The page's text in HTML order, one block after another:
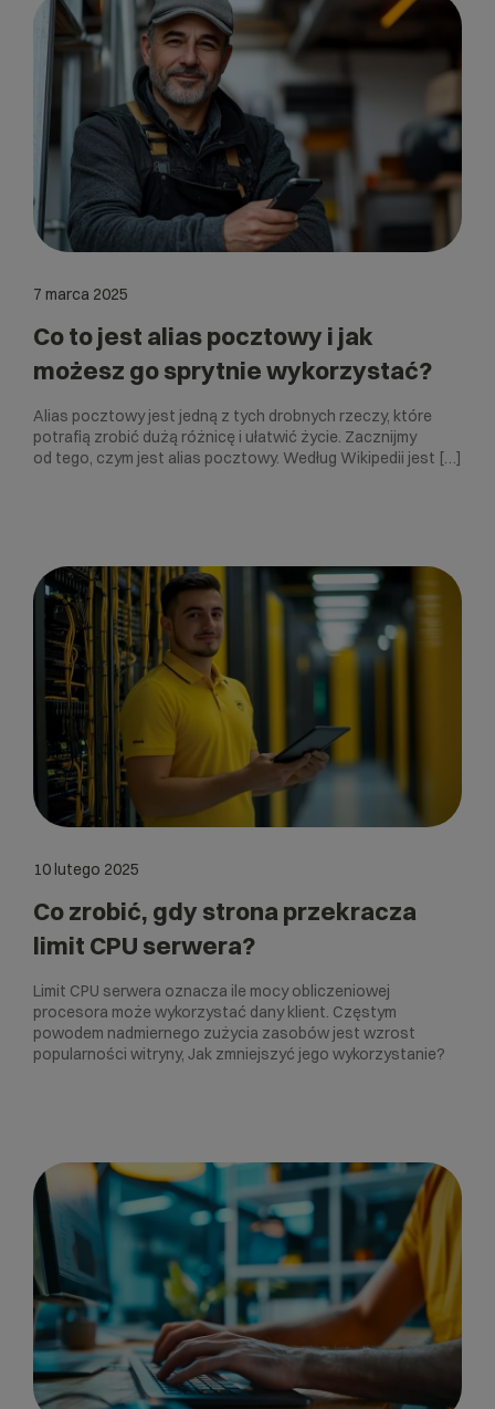
7 marca 2025
Co to jest alias pocztowy i jak
możesz go sprytnie wykorzystać?
Alias pocztowy jest jedną z tych drobnych rzeczy, które
potrafią zrobić dużą różnicę i ułatwić życie. Zacznijmy
od tego, czym jest alias pocztowy. Według Wikipedii jest […]
10 lutego 2025
Co zrobić, gdy strona przekracza
limit CPU serwera?
Limit CPU serwera oznacza ile mocy obliczeniowej
procesora może wykorzystać dany klient. Częstym
powodem nadmiernego zużycia zasobów jest wzrost
popularności witryny, Jak zmniejszyć jego wykorzystanie?